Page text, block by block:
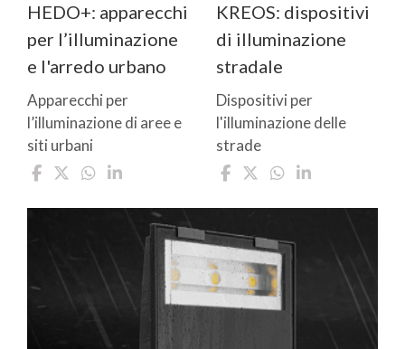
HEDO+: apparecchi
per l’illuminazione
e l'arredo urbano
Apparecchi per
l’illuminazione di aree e
siti urbani
KREOS: dispositivi
di illuminazione
stradale
Dispositivi per
l'illuminazione delle
strade